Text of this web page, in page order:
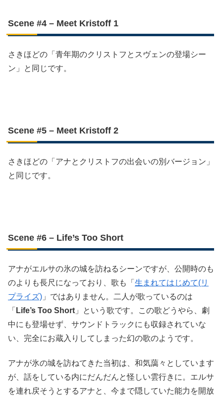
Scene #4 – Meet Kristoff 1
さきほどの「青年期のクリストフとスヴェンの登場シー
ン」と同じです。
Scene #5 – Meet Kristoff 2
さきほどの「アナとクリストフの出会いの別バージョン」
と同じです。
Scene #6 – Life’s Too Short
アナがエルサの氷の城を訪ねるシーンですが、公開時のも
のよりも長尺になっており、歌も「 生まれてはじめて(リ
プライズ) 」ではありません。二人が歌っているのは
「 Life’s Too Short 」という歌です。この歌どうやら、劇
中にも登場せず、サウンドトラックにも収録されていな
い、完全にお蔵入りしてしまった幻の歌のようです。
アナが氷の城を訪ねてきた当初は、和気藹々としています
が、話をしている内にだんだんと怪しい雲行きに。エルサ
を連れ戻そうとするアナと、今まで隠していた能力を開放